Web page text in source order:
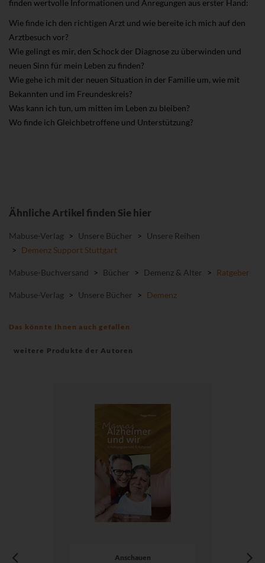
finden wertvolle Informationen und Anregungen aus erster Hand:
Wie finde ich den richtigen Arzt und wie bereite ich mich auf den
Arztbesuch vor?
Wie gelingt es mir, den Schock der Diagnose zu überwinden und
neuen Sinn für mein Leben zu finden?
Wie gehe ich mit der neuen Situation in der Familie um, wie mit
Bekannten und im Freundeskreis?
Was kann ich tun, um mitten im Leben zu bleiben?
Wo finde ich Gleichbetroffene und Unterstützung?
Ähnliche Artikel finden Sie hier
Mabuse-Verlag > Unsere Bücher > Unsere Reihen
> Demenz Support Stuttgart
Mabuse-Buchversand > Bücher > Demenz & Alter > Ratgeber
Mabuse-Verlag > Unsere Bücher > Demenz
Das könnte Ihnen auch gefallen
weitere Produkte der Autoren
Anschauen